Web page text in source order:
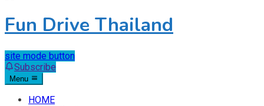
Fun Drive Thailand
site mode button
Subscribe
Menu
HOME